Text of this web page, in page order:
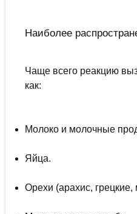
Наиболее
Чаще всего реакцию
как:
Молоко и молочные
Яйца.
Орехи (арахис, грецкие,